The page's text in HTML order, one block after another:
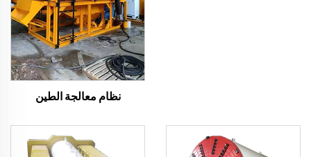
نظام معالجة الطين